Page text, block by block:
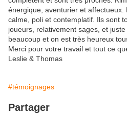
énergique, aventurier et
calme, poli et contemplatif. Ils sont
joueurs, relativement sages, et
beaucoup et on est très heureux
Merci pour votre travail et tout ce
Leslie & Thomas
#témoignages
Partager